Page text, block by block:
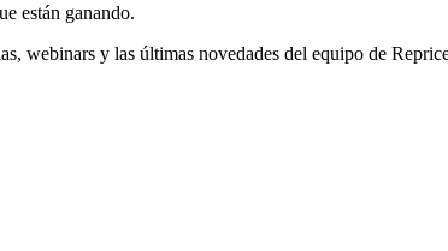
están ganando.
webinars y las últimas novedades del equipo de